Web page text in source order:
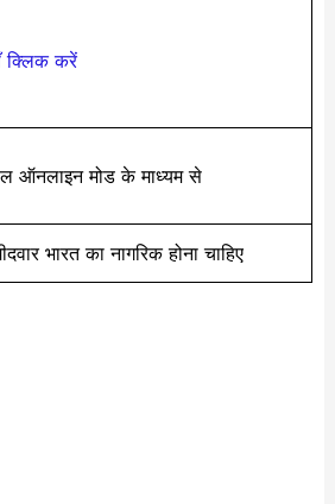
क्लिक करें
ऑनलाइन मोड के माध्यम से
भारत का नागरिक होना चाहिए